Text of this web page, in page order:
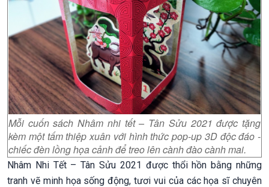
Mỗi cuốn sáchNhâm nhi tết – Tân Sửu 2021 được tặng
kèm một tấm thiệp xuân với hình thức pop-up 3D độc đáo -
chiếc đèn lồng họa cảnh để treo lên cành đào cành mai.
Nhâm Nhi Tết – Tân Sửu 2021 được thổi hồn bằng những
tranh vẽ minh họa sống động, tươi vui của các họa sĩ chuyên